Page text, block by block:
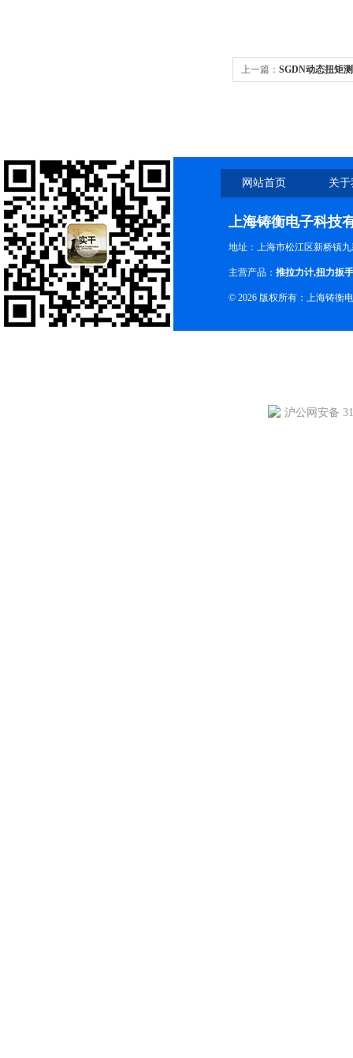
上一篇： SGDN动态扭矩
网站首页 关
上海铸衡电子科技
地址：上海市松江区新桥镇
主营产品： 推拉力计,扭力扳手
© 2026 版权所有：上海铸衡
沪公网安备